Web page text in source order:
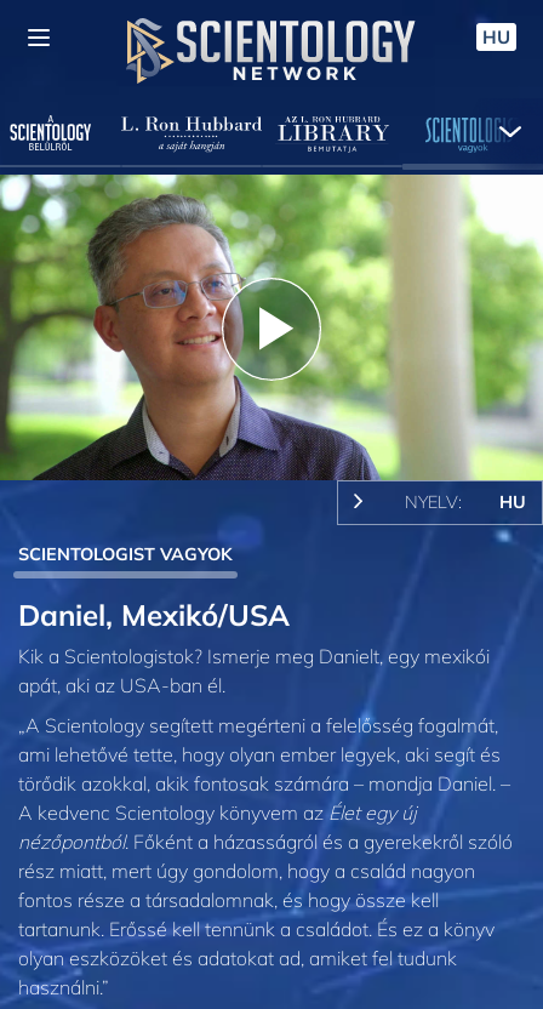
HU
Play
Video
NYELV: HU
SCIENTOLOGIST VAGYOK
Daniel, Mexikó/USA
Kik a Scientologistok? Ismerje meg Danielt, egy mexikói
apát, aki az USA-ban él.
„A Scientology segített megérteni a felelősség fogalmát,
ami lehetővé tette, hogy olyan ember legyek, aki segít és
törődik azokkal, akik fontosak számára – mondja Daniel. –
A kedvenc Scientology könyvem azÉlet egy új
nézőpontból. Főként a házasságról és a gyerekekről szóló
rész miatt, mert úgy gondolom, hogy a család nagyon
fontos része a társadalomnak, és hogy össze kell
tartanunk. Erőssé kell tennünk a családot. És ez a könyv
olyan eszközöket és adatokat ad, amiket fel tudunk
használni.”